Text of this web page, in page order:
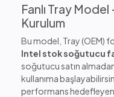
Fanlı Tray
Kurulum
Bu model, Tray (OEM)
Intel stok soğutucu
soğutucu satın
kullanıma
performans hedefleyen